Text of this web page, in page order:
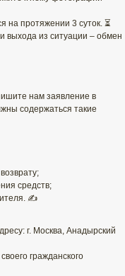
на протяжении 3 суток. ⏳
из ситуации – обмен
нам заявление в
содержаться такие
средств;
✍️
г. Москва, Анадырский
гражданского